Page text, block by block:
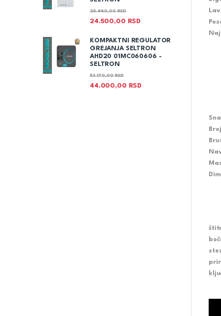
24.500,00 RSD
25.940,00RSD
KOMPAKTNI REGULATOR
GREJANJA SELTRON
AHD20 01MC060606 -
SELTRON
44.000,00 RSD
53.170,00RSD